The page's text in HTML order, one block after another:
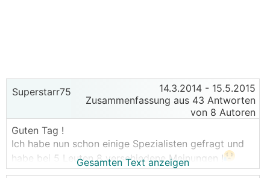
Superstarr75 14.3.2014 - 15.5.2015
Zusammenfassung aus 43 Antworten
von 8 Autoren
Guten Tag !
Ich habe nun schon einige Spezialisten gefragt und
habe bei 5 Leuten 8 verschiedene Meinungen !
Ich habe vor ca. 5 Jahren neu in SBG gebaut ! Meine
Gesamten Text anzeigen